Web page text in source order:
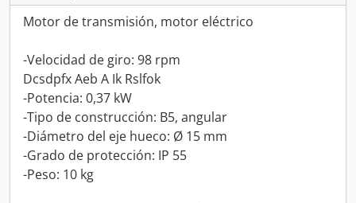
Motor de transmisión, motor eléctrico
-Velocidad de giro: 98 rpm
Dcsdpfx Aeb A Ik Rslfok
-Potencia: 0,37 kW
-Tipo de construcción: B5, angular
-Diámetro del eje hueco: Ø 15 mm
-Grado de protección: IP 55
-Peso: 10 kg